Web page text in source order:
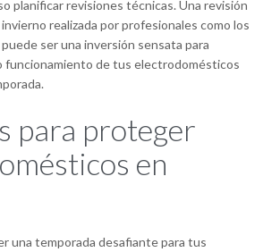
planificar revisiones técnicas. Una revisión
realizada por profesionales como los
puede ser una inversión sensata para
funcionamiento de tus electrodomésticos
para proteger
en
una temporada desafiante para tus